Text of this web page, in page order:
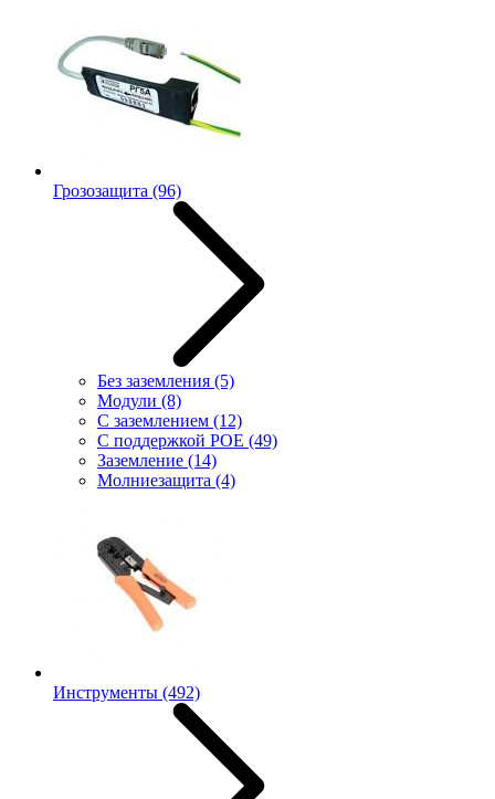
Грозозащита (96)
Без заземления (5)
Модули (8)
С заземлением (12)
С поддержкой POE (49)
Заземление (14)
Молниезащита (4)
Инструменты (492)